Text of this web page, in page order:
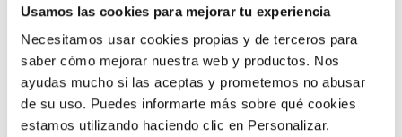
Usamos las cookies para mejorar tu experiencia
Necesitamos usar cookies propias y de terceros para
saber cómo mejorar nuestra web y productos. Nos
ayudas mucho si las aceptas y prometemos no abusar
de su uso. Puedes informarte más sobre qué cookies
estamos utilizando haciendo clic en Personalizar.
CALENDARIO PERPETUO 3D EL
JUEGO DEL CALAMAR